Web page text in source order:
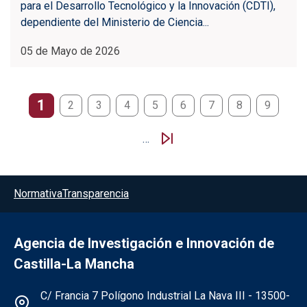
para el Desarrollo Tecnológico y la Innovación (CDTI),
dependiente del Ministerio de Ciencia...
05 de Mayo de 2026
Paginación
1 2 3 4 5 6 7 8 9
…
Menú del pie
NormativaTransparencia
Agencia de Investigación e Innovación de
Castilla-La Mancha
Información de la institución
C/ Francia 7 Polígono Industrial La Nava III - 13500-